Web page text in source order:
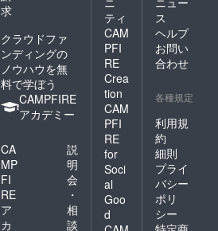
batch
wooden
will give
you one
very
shippin
limited
Japan.
enjoy
having
求
クラウドファ
ンディングの
ノウハウを無
料で学ぼう
CAMPFIRE
アカデミー
CA
MP
FI
RE
ア
カ
説
明
会
・
相
談
ティ
CAM
PFI
RE
Crea
tion
CAM
PFI
RE
for
Soci
al
Goo
d
ス
ヘルプ
お問い
合わせ
各種規定
利用規
約
細則
プライ
バシー
ポリ
シー